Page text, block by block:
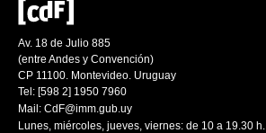
Av. 18 de Julio 885
(entre Andes y Convención)
CP 11100. Montevideo. Uruguay
Tel: [598 2] 1950 7960
Mail: CdF@imm.gub.uy
Lunes, miércoles, jueves, viernes: de 10 a 19.30 h.